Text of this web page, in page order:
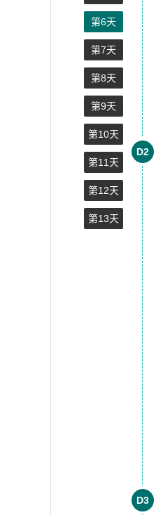
第6天
第7天
第8天
第9天
第10天
第11天
第12天
第13天
D2
D3